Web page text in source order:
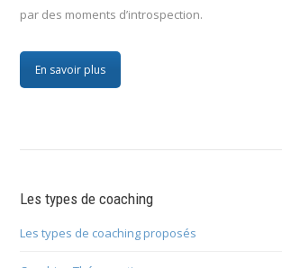
par des moments d’introspection.
En savoir plus
Les types de coaching
Les types de coaching proposés